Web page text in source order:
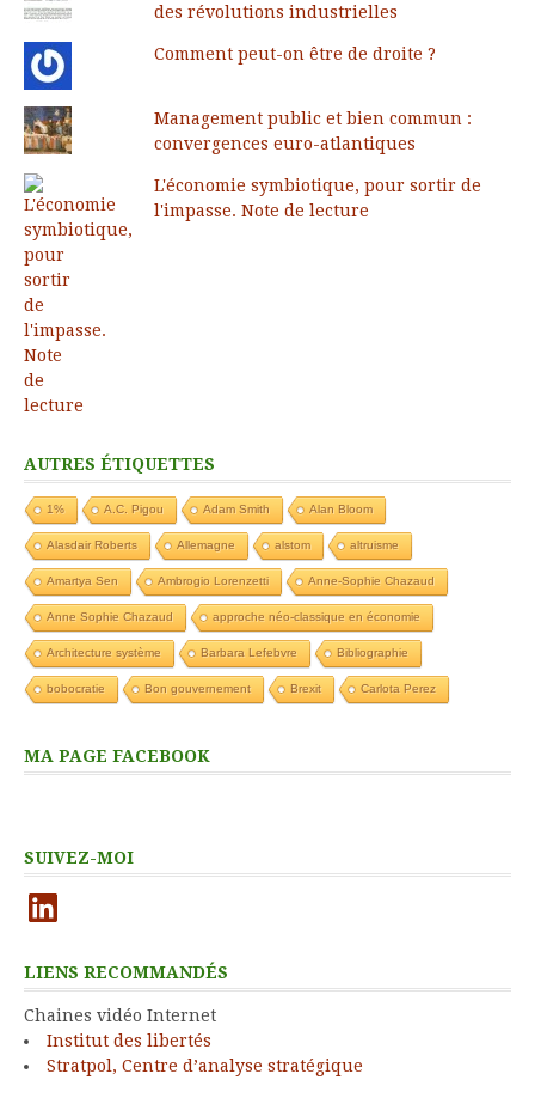
des révolutions industrielles
Comment peut-on être de droite ?
Management public et bien commun :
convergences euro-atlantiques
L'économie symbiotique, pour sortir de
l'impasse. Note de lecture
AUTRES ÉTIQUETTES
1% A.C. Pigou Adam Smith Alan Bloom
Alasdair Roberts Allemagne alstom altruisme
Amartya Sen Ambrogio Lorenzetti Anne-Sophie Chazaud
Anne Sophie Chazaud approche néo-classique en économie
Architecture système Barbara Lefebvre Bibliographie
bobocratie Bon gouvernement Brexit Carlota Perez
MA PAGE FACEBOOK
SUIVEZ-MOI
LinkedIn
LIENS RECOMMANDÉS
Chaines vidéo Internet
Institut des libertés
Stratpol, Centre d’analyse stratégique